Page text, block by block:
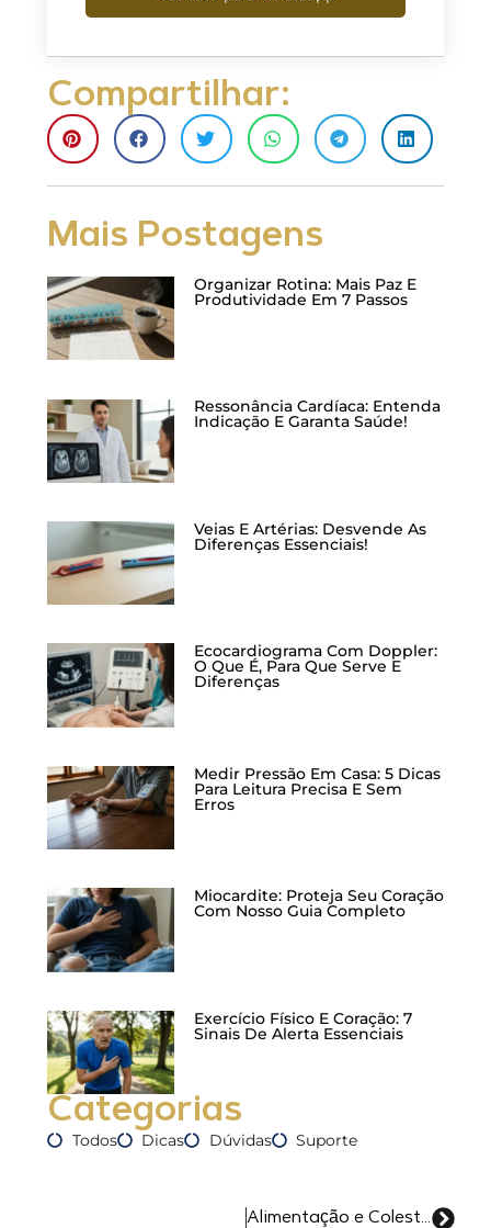
Compartilhar:
Mais Postagens
Organizar Rotina: Mais Paz E
Produtividade Em 7 Passos
Ressonância Cardíaca: Entenda
Indicação E Garanta Saúde!
Veias E Artérias: Desvende As
Diferenças Essenciais!
Ecocardiograma Com Doppler:
O Que É, Para Que Serve E
Diferenças
Medir Pressão Em Casa: 5 Dicas
Para Leitura Precisa E Sem
Erros
Miocardite: Proteja Seu Coração
Com Nosso Guia Completo
Exercício Físico E Coração: 7
Sinais De Alerta Essenciais
Categorias
Todos Dicas Dúvidas Suporte
Alimentação e Colesterol Entenda e Previna-se!